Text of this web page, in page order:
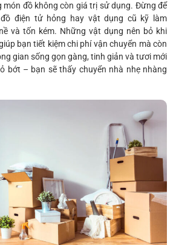
món đồ không còn giá trị sử dụng. Đừng để
điện tử hỏng hay vật dụng cũ kỹ làm
và tốn kém. Những vật dụng nên bỏ khi
bạn tiết kiệm chi phí vận chuyển mà còn
gian sống gọn gàng, tinh giản và tươi mới
bớt – bạn sẽ thấy chuyển nhà nhẹ nhàng